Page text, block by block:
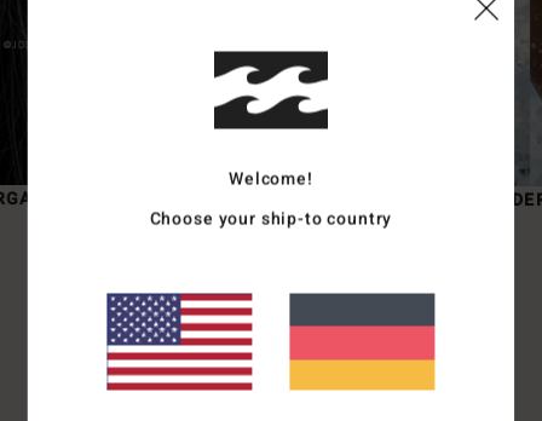
ETTEST, WIR HABEN FÜR DICH DAS RICHTIGE!
Welcome!
Choose your ship-to country